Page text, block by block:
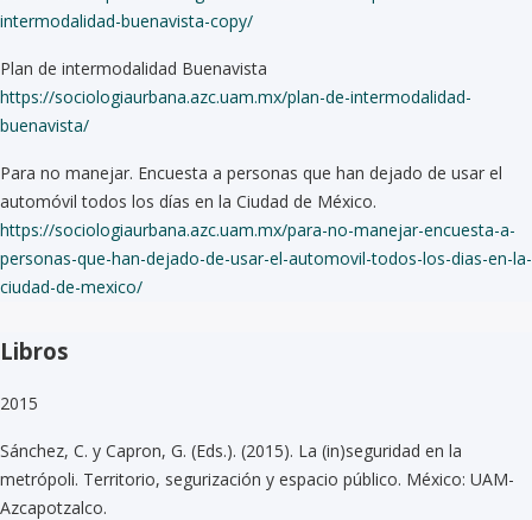
intermodalidad-buenavista-copy/
Plan de intermodalidad Buenavista
https://sociologiaurbana.azc.uam.mx/plan-de-intermodalidad-
buenavista/
Para no manejar. Encuesta a personas que han dejado de usar el
automóvil todos los días en la Ciudad de México.
https://sociologiaurbana.azc.uam.mx/para-no-manejar-encuesta-a-
personas-que-han-dejado-de-usar-el-automovil-todos-los-dias-en-la-
ciudad-de-mexico/
Libros
2015
Sánchez, C. y Capron, G. (Eds.). (2015). La (in)seguridad en la
metrópoli. Territorio, segurización y espacio público. México: UAM-
Azcapotzalco.